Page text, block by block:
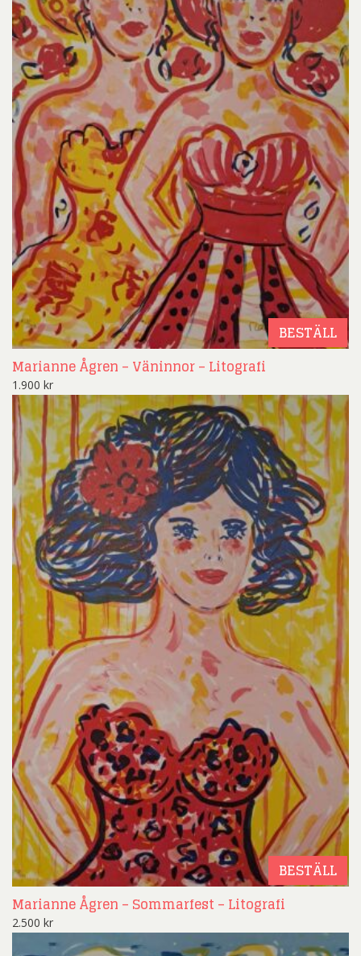
BESTÄLL
Marianne Ågren – Väninnor – Litografi
1.900 kr
BESTÄLL
Marianne Ågren – Sommarfest – Litografi
2.500 kr